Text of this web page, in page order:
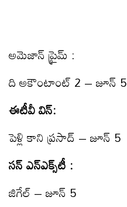
అమెజాన్ ప్రైమ్ :
ది అకౌంటాంట్ 2 – జూన్ 5
ఈటీవీ విన్:
పెళ్లి కాని ప్రసాద్ – జూన్ 5
సన్ ఎన్ఎక్స్‌టీ :
జిగేల్ – జూన్ 5